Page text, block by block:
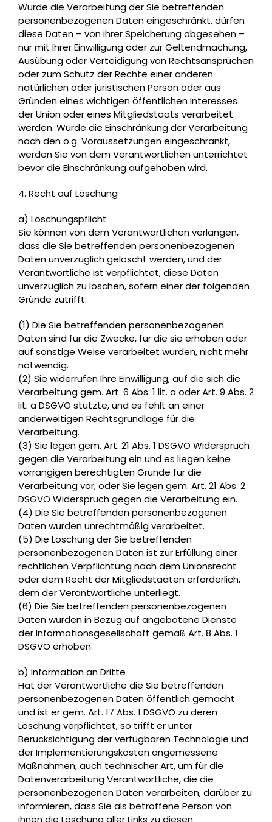
Wurde die Verarbeitung der Sie betreffenden
personenbezogenen Daten eingeschränkt, dürfen
diese Daten – von ihrer Speicherung abgesehen –
nur mit Ihrer Einwilligung oder zur Geltendmachung,
Ausübung oder Verteidigung von Rechtsansprüchen
oder zum Schutz der Rechte einer anderen
natürlichen oder juristischen Person oder aus
Gründen eines wichtigen öffentlichen Interesses
der Union oder eines Mitgliedstaats verarbeitet
werden. Wurde die Einschränkung der Verarbeitung
nach den o.g. Voraussetzungen eingeschränkt,
werden Sie von dem Verantwortlichen unterrichtet
bevor die Einschränkung aufgehoben wird.
4. Recht auf Löschung
a) Löschungspflicht
Sie können von dem Verantwortlichen verlangen,
dass die Sie betreffenden personenbezogenen
Daten unverzüglich gelöscht werden, und der
Verantwortliche ist verpflichtet, diese Daten
unverzüglich zu löschen, sofern einer der folgenden
Gründe zutrifft:
(1) Die Sie betreffenden personenbezogenen
Daten sind für die Zwecke, für die sie erhoben oder
auf sonstige Weise verarbeitet wurden, nicht mehr
notwendig.
(2) Sie widerrufen Ihre Einwilligung, auf die sich die
Verarbeitung gem. Art. 6 Abs. 1 lit. a oder Art. 9 Abs. 2
lit. a DSGVO stützte, und es fehlt an einer
anderweitigen Rechtsgrundlage für die
Verarbeitung.
(3) Sie legen gem. Art. 21 Abs. 1 DSGVO Widerspruch
gegen die Verarbeitung ein und es liegen keine
vorrangigen berechtigten Gründe für die
Verarbeitung vor, oder Sie legen gem. Art. 21 Abs. 2
DSGVO Widerspruch gegen die Verarbeitung ein.
(4) Die Sie betreffenden personenbezogenen
Daten wurden unrechtmäßig verarbeitet.
(5) Die Löschung der Sie betreffenden
personenbezogenen Daten ist zur Erfüllung einer
rechtlichen Verpflichtung nach dem Unionsrecht
oder dem Recht der Mitgliedstaaten erforderlich,
dem der Verantwortliche unterliegt.
(6) Die Sie betreffenden personenbezogenen
Daten wurden in Bezug auf angebotene Dienste
der Informationsgesellschaft gemäß Art. 8 Abs. 1
DSGVO erhoben.
b) Information an Dritte
Hat der Verantwortliche die Sie betreffenden
personenbezogenen Daten öffentlich gemacht
und ist er gem. Art. 17 Abs. 1 DSGVO zu deren
Löschung verpflichtet, so trifft er unter
Berücksichtigung der verfügbaren Technologie und
der Implementierungskosten angemessene
Maßnahmen, auch technischer Art, um für die
Datenverarbeitung Verantwortliche, die die
personenbezogenen Daten verarbeiten, darüber zu
informieren, dass Sie als betroffene Person von